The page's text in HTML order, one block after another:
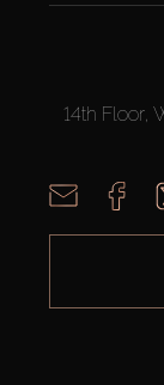
14th Floor,